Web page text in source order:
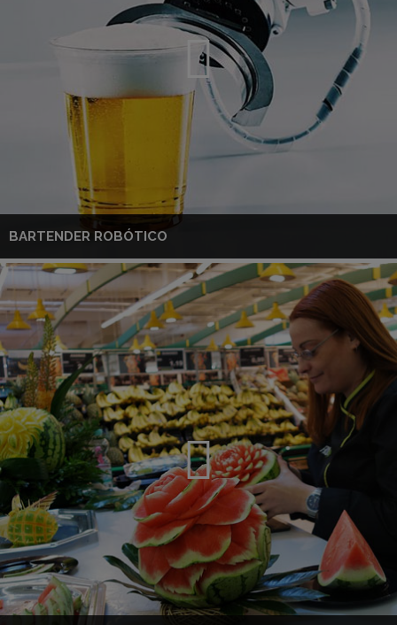
BARTENDER ROBÓTICO